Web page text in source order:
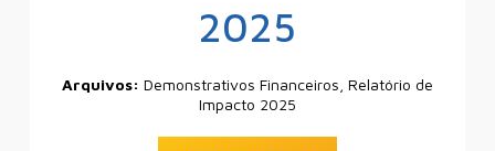
2025
Arquivos: Demonstrativos Financeiros, Relatório de
Impacto 2025